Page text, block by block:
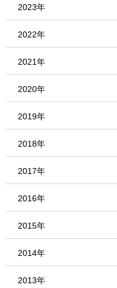
2023年
2022年
2021年
2020年
2019年
2018年
2017年
2016年
2015年
2014年
2013年